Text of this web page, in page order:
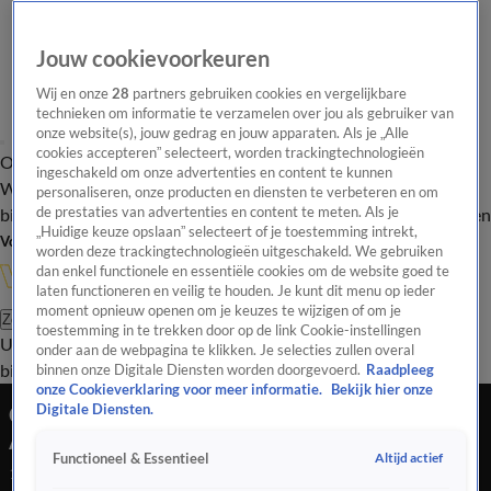
Overzicht Onze programma's Uitzendingen Onze gezichten
In de
WandelgangenInterviewsUitzending
bijwonenPodcastShopVeelgestelde vragenKijkersvraag insturen
Volg Vandaag Inside
Zoeken
UitzendingenVandaag InsideDe OranjezomerShopUitzending
bijwonen
Chris Woerts over nieuwe technisch directeur
Ajax: 'Hij ligt op poleposition'
11 dec 2025, 23:29
Jouw cookievoorkeuren
Wij en onze28 partners gebruiken cookies en vergelijkbare
technieken om informatie te verzamelen over jou als gebruiker van
onze website(s), jouw gedrag en jouw apparaten. Als je „Alle
cookies accepteren” selecteert, worden trackingtechnologieën
ingeschakeld om onze advertenties en content te kunnen
personaliseren, onze producten en diensten te verbeteren en om
de prestaties van advertenties en content te meten. Als je
„Huidige keuze opslaan” selecteert of je toestemming intrekt,
worden deze trackingtechnologieën uitgeschakeld. We gebruiken
dan enkel functionele en essentiële cookies om de website goed te
laten functioneren en veilig te houden. Je kunt dit menu op ieder
moment opnieuw openen om je keuzes te wijzigen of om je
toestemming in te trekken door op de link Cookie-instellingen
onder aan de webpagina te klikken. Je selecties zullen overal
binnen onze Digitale Diensten worden doorgevoerd. Raadpleeg
onze Cookieverklaring voor meer informatie.
Bekijk hier onze
Digitale Diensten.
Functioneel & Essentieel Altijd actief